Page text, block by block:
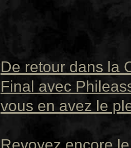
De retour dans la
Final avec
vous en avez le